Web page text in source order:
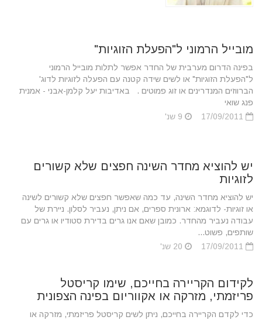
מובייל הרמוני ל"הפעלת הזוגיות"
בפינה הדרום מערבית של החדר אפשר לתלות מובייל הרמוני
ל"הפעלת הזוגיות" או לשים שידה קטנה עם הפעלה לזוגיות לדוג'
הברווזים המנדרינים או זוג פמוטים . באדיבות יעל קלמן-אבני - אמנית
פנג שואי
יש להוציא מחדר השינה חפצים שלא קשורים
לזוגיות
יש להוציא מחדר השינה, עד כמה שאפשר חפצים שלא קשורים לשינה
או זוגיות- לדוגמא: ארונית ספרים, אם ניתן, נעביר לסלון. ניירת של
עבודה נעביר מהחדר. כמובן שאם אנו גרים בדירת סטודיו או גרים עם
שותפים, פשוט...
לקידום הקריירה בחייכם, שימו קריסטל
פריזמתי, מזרקה או אקווריום בפינה הצפונית
כדי לקדם הקריירה בחייכם, ניתן לשים קריסטל פריזמתי, מזרקה או